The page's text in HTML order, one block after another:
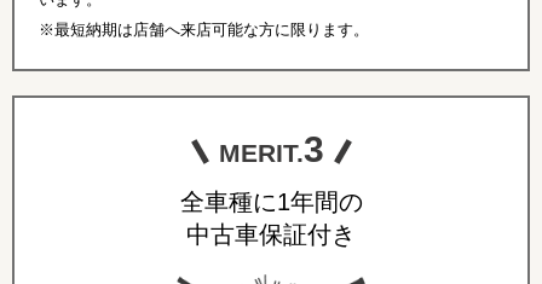
※最短納期は店舗へ来店可能な方に限ります。
MERIT.3
全車種に1年間の
中古車保証付き